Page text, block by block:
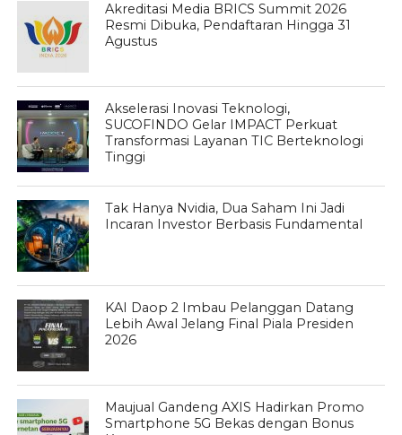
Akreditasi Media BRICS Summit 2026
Resmi Dibuka, Pendaftaran Hingga 31
Agustus
Akselerasi Inovasi Teknologi,
SUCOFINDO Gelar IMPACT Perkuat
Transformasi Layanan TIC Berteknologi
Tinggi
Tak Hanya Nvidia, Dua Saham Ini Jadi
Incaran Investor Berbasis Fundamental
KAI Daop 2 Imbau Pelanggan Datang
Lebih Awal Jelang Final Piala Presiden
2026
Maujual Gandeng AXIS Hadirkan Promo
Smartphone 5G Bekas dengan Bonus